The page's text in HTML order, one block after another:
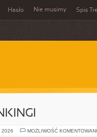
Hasło Nie musimy Spis
2026 MOŻLIWOŚĆ